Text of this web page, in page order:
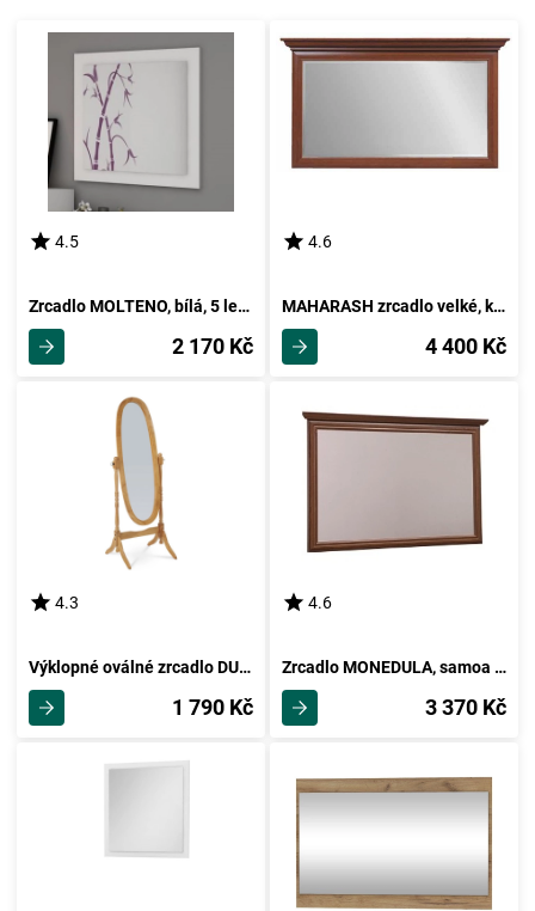
4.5
Zrcadlo MOLTENO, bílá, 5 let záruka
2 170 Kč
4.6
MAHARASH zrcadlo velké, kaštan, 5 let záruka
4 400 Kč
4.3
Výklopné oválné zrcadlo DUMAI, dub
1 790 Kč
4.6
Zrcadlo MONEDULA, samoa king
3 370 Kč